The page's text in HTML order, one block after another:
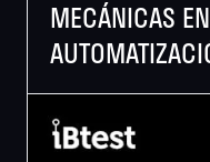
MECÁNICAS